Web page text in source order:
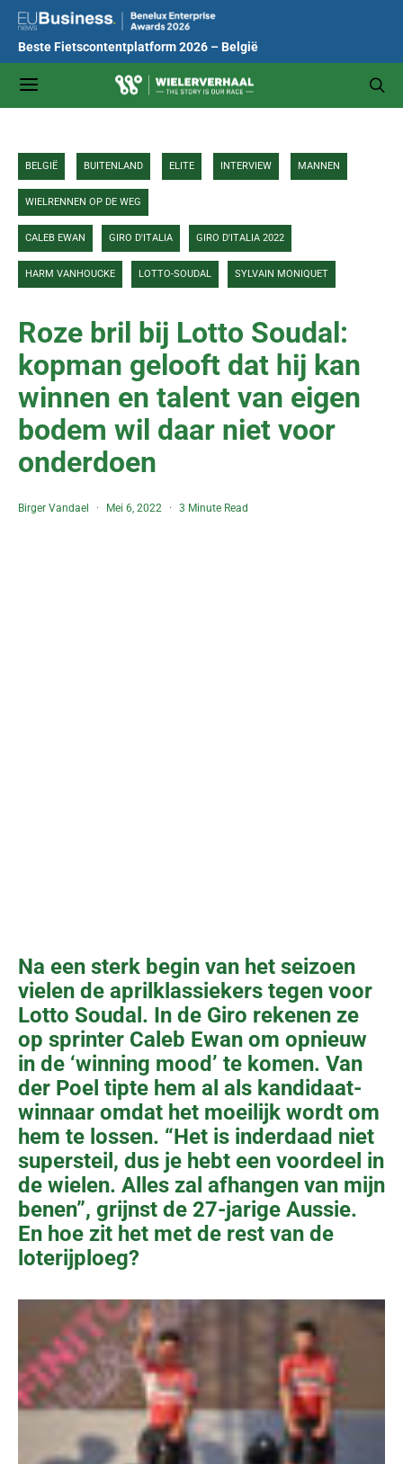
Beste Fietscontentplatform 2026 – België
BELGIË BUITENLAND ELITE INTERVIEW MANNEN
WIELRENNEN OP DE WEG
CALEB EWAN GIRO D'ITALIA GIRO D'ITALIA 2022
HARM VANHOUCKE LOTTO-SOUDAL SYLVAIN MONIQUET
Roze bril bij Lotto Soudal:
kopman gelooft dat hij kan
winnen en talent van eigen
bodem wil daar niet voor
onderdoen
Birger Vandael Mei 6, 2022 3 Minute Read
Na een sterk begin van het seizoen
vielen de aprilklassiekers tegen voor
Lotto Soudal. In de Giro rekenen ze
op sprinter Caleb Ewan om opnieuw
in de ‘winning mood’ te komen. Van
der Poel tipte hem al als kandidaat-
winnaar omdat het moeilijk wordt om
hem te lossen. “Het is inderdaad niet
supersteil, dus je hebt een voordeel in
de wielen. Alles zal afhangen van mijn
benen”, grijnst de 27-jarige Aussie.
En hoe zit het met de rest van de
loterijploeg?